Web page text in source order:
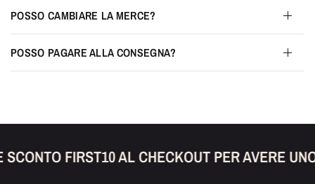
POSSO CAMBIARE LA MERCE?
POSSO PAGARE ALLA CONSEGNA?
FIRST10 AL CHECKOUT PER AVERE